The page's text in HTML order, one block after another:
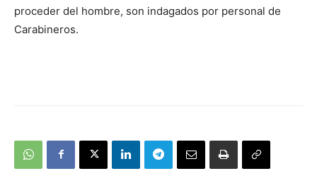
proceder del hombre, son indagados por personal de
Carabineros.